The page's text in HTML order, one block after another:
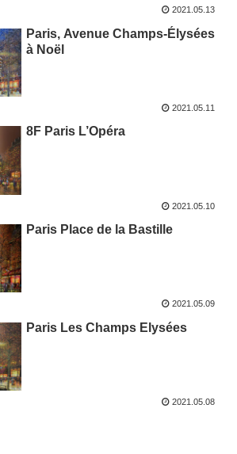
2021.05.13
Paris, Avenue Champs-Élysées
à Noël
2021.05.11
8F Paris L’Opéra
2021.05.10
Paris Place de la Bastille
2021.05.09
Paris Les Champs Elysées
2021.05.08